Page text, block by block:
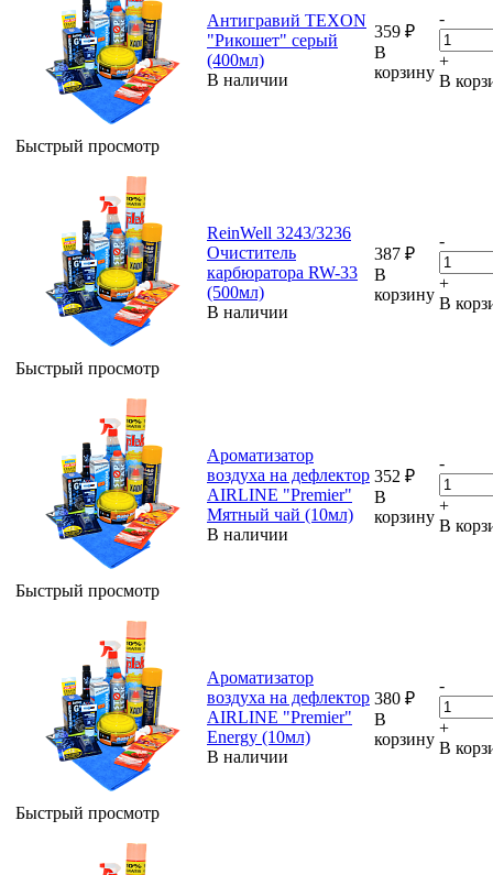
Быстрый просмотр
Антигравий TEXON
"Рикошет" серый
(400мл)
В наличии
359 ₽
В
корзину
-
+
В
Быстрый просмотр
ReinWell 3243/3236
Очиститель
карбюратора RW-33
(500мл)
В наличии
387 ₽
В
корзину
-
+
В
Быстрый просмотр
Ароматизатор
воздуха на дефлектор
AIRLINE "Premier"
Мятный чай (10мл)
В наличии
352 ₽
В
корзину
-
+
В
Быстрый просмотр
Ароматизатор
воздуха на дефлектор
AIRLINE "Premier"
Energy (10мл)
В наличии
380 ₽
В
корзину
-
+
В